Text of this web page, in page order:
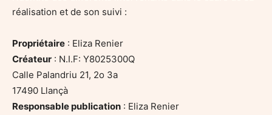
réalisation et de son suivi :
Propriétaire : Eliza Renier
Créateur : N.I.F: Y8025300Q
Calle Palandriu 21, 2o 3a
17490 Llançà
Responsable publication : Eliza Renier